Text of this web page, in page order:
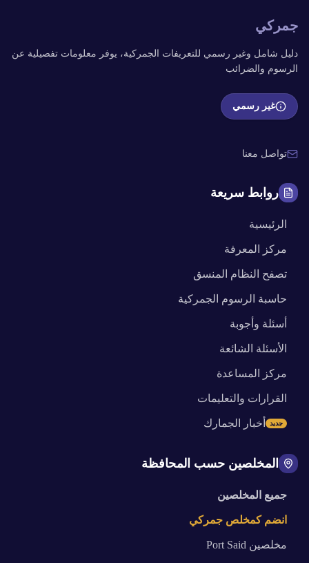
جمركي
دليل شامل وغير رسمي للتعريفات الجمركية، يوفر معلومات تفصيلية عن
الرسوم والضرائب
غير رسمي
تواصل معنا
روابط سريعة
الرئيسية
مركز المعرفة
تصفح النظام المنسق
حاسبة الرسوم الجمركية
أسئلة وأجوبة
الأسئلة الشائعة
مركز المساعدة
القرارات والتعليمات
أخبار الجمارك جديد
المخلصين حسب المحافظة
جميع المخلصين
انضم كمخلص جمركي
مخلصين Port Said